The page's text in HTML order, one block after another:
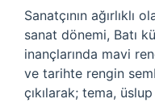
Sanatçının ağırlıklı
sanat dönemi, Batı
inançlarında mavi
ve tarihte rengin
çıkılarak; tema,